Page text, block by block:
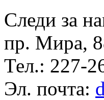
Следи за
пр. Мира,
Тел.: 227-
Эл. почта: